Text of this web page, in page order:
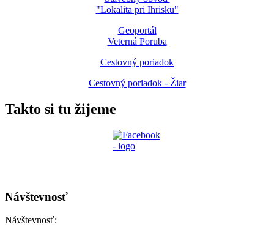
"Lokalita pri Ihrisku"
Geoportál
Veterná Poruba
Cestovný poriadok
Cestovný poriadok - Žiar
Takto si tu žijeme
Návštevnosť
Návštevnosť: